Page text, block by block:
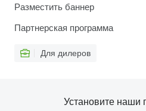
Разместить баннер
Партнерская программа
Для дилеров
Установите наши